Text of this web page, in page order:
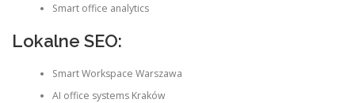
Smart office analytics
Lokalne SEO:
Smart Workspace Warszawa
AI office systems Kraków